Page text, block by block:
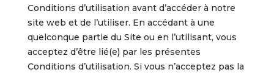
Conditions d’utilisation avant d’accéder à notre
site web et de l’utiliser. En accédant à une
quelconque partie du Site ou en l’utilisant, vous
acceptez d’être lié(e) par les présentes
Conditions d’utilisation. Si vous n’acceptez pas la